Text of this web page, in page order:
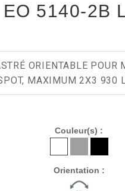
EO 5140-2B
ORIENTABLE POUR
MAXIMUM 2X3 930
Couleur(s) :
Orientation :